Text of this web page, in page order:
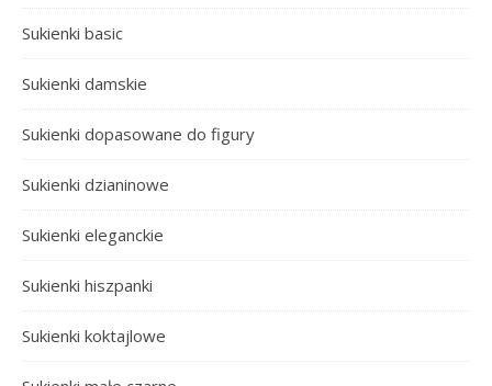
Sukienki basic
Sukienki damskie
Sukienki dopasowane do figury
Sukienki dzianinowe
Sukienki eleganckie
Sukienki hiszpanki
Sukienki koktajlowe